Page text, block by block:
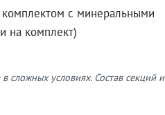
с минеральными
на комплект)
сложных условиях. Состав секций и